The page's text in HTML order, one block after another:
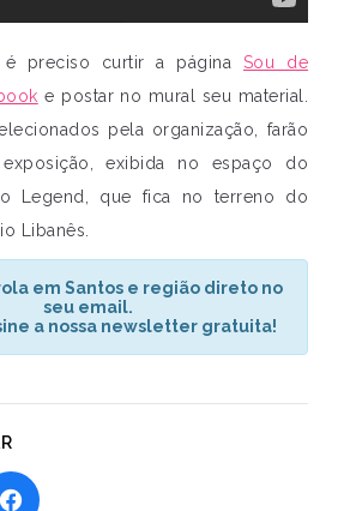
é preciso curtir a página Sou de
e postar no mural seu material.
pela organização, farão
exibida no espaço do
Legend, que fica no terreno do
Libanês.
em Santos e região direto no
seu email.
a nossa newsletter gratuita!